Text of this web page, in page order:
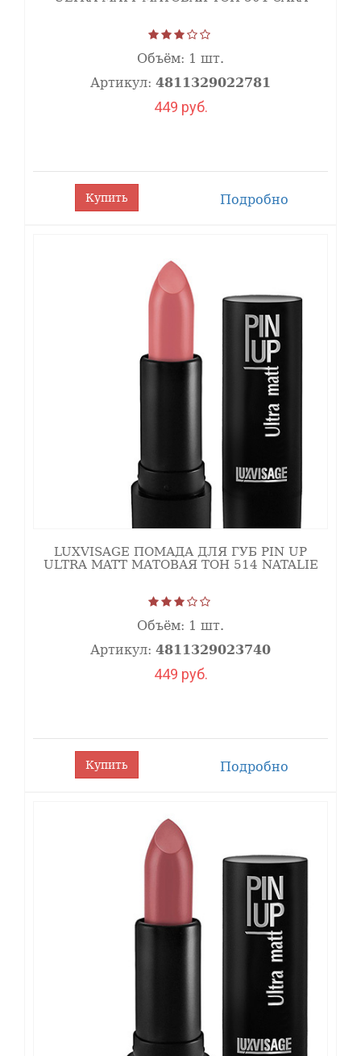
Объём: 1 шт.
Артикул: 4811329022781
449 руб.
Купить Подробно
LUXVISAGE ПОМАДА ДЛЯ ГУБ PIN UP
ULTRA MATT МАТОВАЯ ТОН 514 NATALIE
Объём: 1 шт.
Артикул: 4811329023740
449 руб.
Купить Подробно